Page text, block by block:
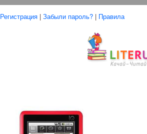
Регистрация| Забыли пароль?| Правила